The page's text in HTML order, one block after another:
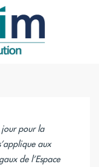
jour pour la
aux
de l’Espace